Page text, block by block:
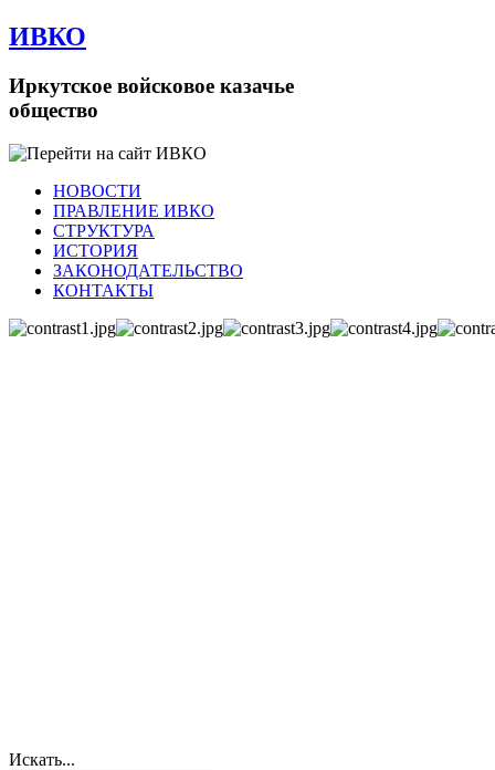
ИВКО
Иркутское войсковое казачье
общество
НОВОСТИ
ПРАВЛЕНИЕ ИВКО
СТРУКТУРА
ИСТОРИЯ
ЗАКОНОДАТЕЛЬСТВО
КОНТАКТЫ
Искать...